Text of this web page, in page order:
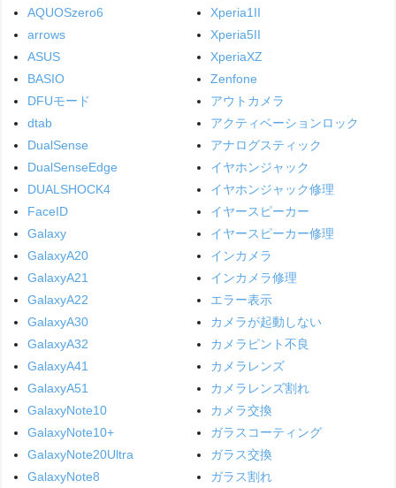
AQUOSzero6
arrows
ASUS
BASIO
DFUモード
dtab
DualSense
DualSenseEdge
DUALSHOCK4
FaceID
Galaxy
GalaxyA20
GalaxyA21
GalaxyA22
GalaxyA30
GalaxyA32
GalaxyA41
GalaxyA51
GalaxyNote10
GalaxyNote10+
GalaxyNote20Ultra
GalaxyNote8
Xperia1II
Xperia5II
XperiaXZ
Zenfone
アウトカメラ
アクティベーションロック
アナログスティック
イヤホンジャック
イヤホンジャック修理
イヤースピーカー
イヤースピーカー修理
インカメラ
インカメラ修理
エラー表示
カメラが起動しない
カメラピント不良
カメラレンズ
カメラレンズ割れ
カメラ交換
ガラスコーティング
ガラス交換
ガラス割れ